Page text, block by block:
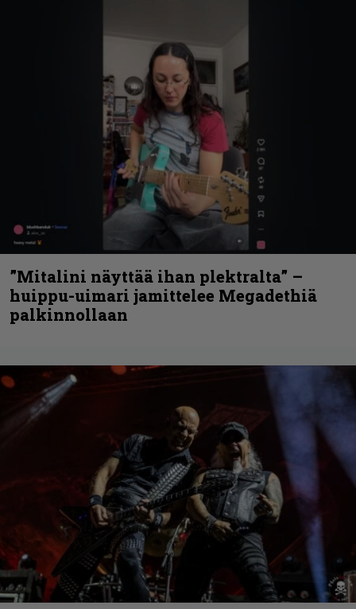
”Mitalini näyttää ihan plektralta” –
huippu-uimari jamittelee Megadethiä
palkinnollaan